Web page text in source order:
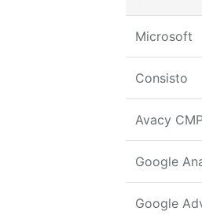
Microsoft
Consisto
Avacy
Google
Google